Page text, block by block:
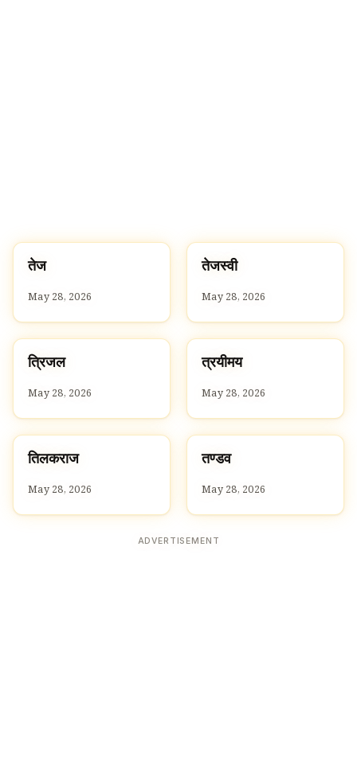
Tत
तेज
May 28, 2026
Tत
तेजस्वी
May 28, 2026
Tत
त्रिजल
May 28, 2026
Tत
त्रयीमय
May 28, 2026
Tत
तिलकराज
May 28, 2026
Tत
तण्डव
May 28, 2026
ADVERTISEMENT